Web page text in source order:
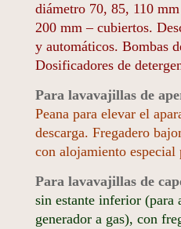
diámetro 70, 85, 110
200 mm – cubiertos.
y automáticos. Bombas
Dosificadores de
Para lavavajillas de
Peana para elevar el
descarga. Fregadero
con alojamiento especial
Para lavavajillas de
sin estante inferior (para
generador a gas), con